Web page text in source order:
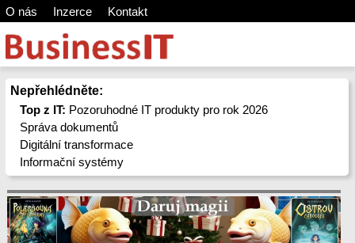
O nás Inzerce Kontakt
Nepřehlédněte:
Top z IT: Pozoruhodné IT produkty pro rok 2026
Správa dokumentů
Digitální transformace
Informační systémy